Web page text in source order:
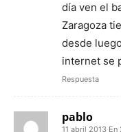
día ven el
Zaragoza
desde
internet se
Respuesta
pablo
11 abril 2013 En